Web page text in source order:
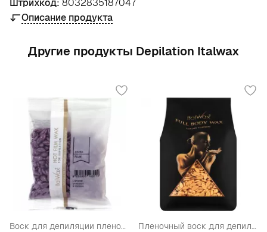
Штрихкод: 8032835187047
Описание продукта
Другие продукты Depilation Italwax
Воск для депиляции пленочный в гранулах "Слива" Пленочный воск для депиляции Премиум-Класса, в гранулах